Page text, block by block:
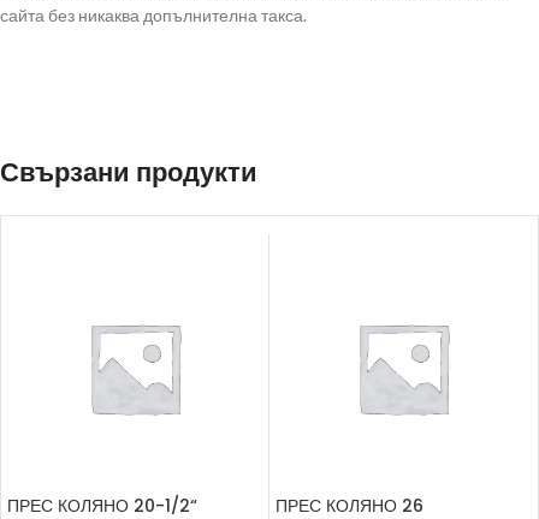
сайта без никаква допълнителна такса.
Свързани продукти
ПРЕС КОЛЯНО 20-1/2“
ПРЕС КОЛЯНО 26